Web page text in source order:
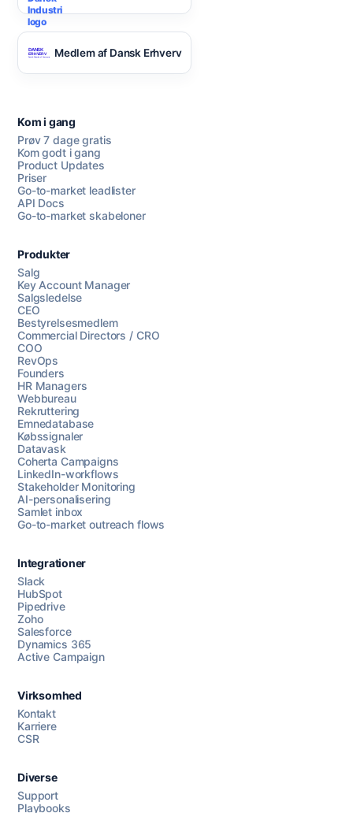
Chat med os
AI Campaign Assist
Medlem af Dansk Erhverv
Kom i gang
Prøv 7 dage gratis
Kom godt i gang
Product Updates
Priser
Go-to-market leadlister
API Docs
Go-to-market skabeloner
Produkter
Salg
Key Account Manager
Salgsledelse
CEO
Bestyrelsesmedlem
Commercial Directors / CRO
COO
RevOps
Founders
HR Managers
Webbureau
Rekruttering
Emnedatabase
Købssignaler
Datavask
Coherta Campaigns
LinkedIn-workflows
Stakeholder Monitoring
AI-personalisering
Samlet inbox
Go-to-market outreach flows
Integrationer
Slack
HubSpot
Pipedrive
Zoho
Salesforce
Dynamics 365
Active Campaign
Virksomhed
Kontakt
Karriere
CSR
Diverse
Support
Playbooks